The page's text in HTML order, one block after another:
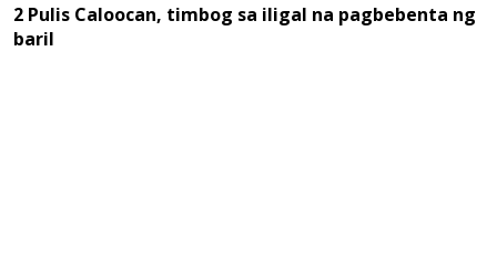
2 Pulis Caloocan, timbog sa iligal na pagbebenta ng
baril